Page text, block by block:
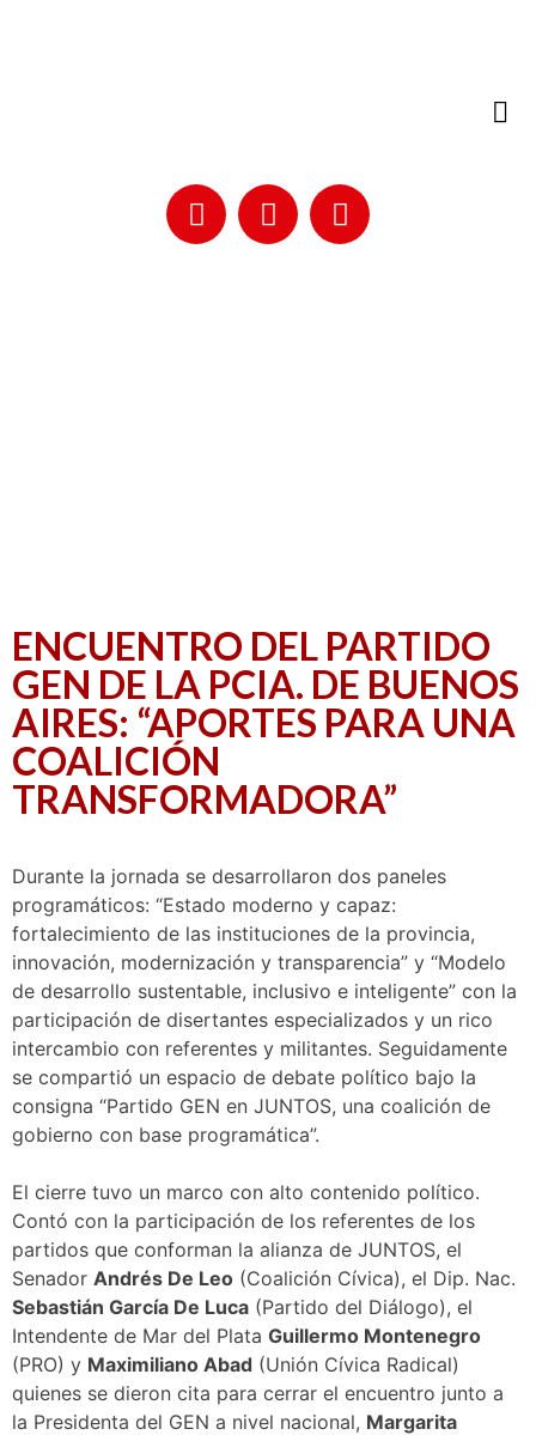
ENCUENTRO DEL PARTIDO
GEN DE LA PCIA. DE BUENOS
AIRES: “APORTES PARA UNA
COALICIÓN
TRANSFORMADORA”
Durante la jornada se desarrollaron dos paneles
programáticos: “Estado moderno y capaz:
fortalecimiento de las instituciones de la provincia,
innovación, modernización y transparencia” y “Modelo
de desarrollo sustentable, inclusivo e inteligente” con la
participación de disertantes especializados y un rico
intercambio con referentes y militantes. Seguidamente
se compartió un espacio de debate político bajo la
consigna “Partido GEN en JUNTOS, una coalición de
gobierno con base programática”.
El cierre tuvo un marco con alto contenido político.
Contó con la participación de los referentes de los
partidos que conforman la alianza de JUNTOS, el
Senador Andrés De Leo (Coalición Cívica), el Dip. Nac.
Sebastián García De Luca (Partido del Diálogo), el
Intendente de Mar del Plata Guillermo Montenegro
(PRO) y Maximiliano Abad (Unión Cívica Radical)
quienes se dieron cita para cerrar el encuentro junto a
la Presidenta del GEN a nivel nacional, Margarita